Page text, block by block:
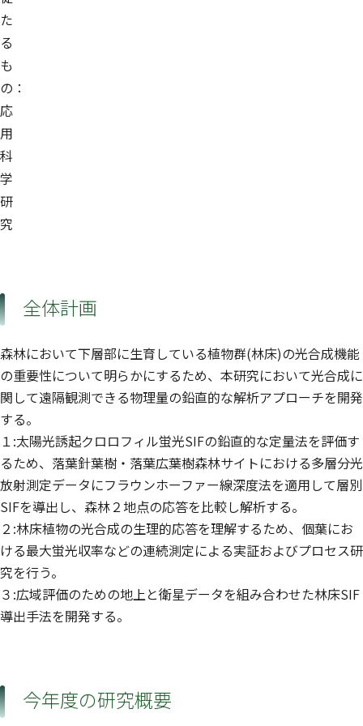
た
る
も
の：
応
用
科
学
研
究
全体計画
森林において下層部に生育している植物群(林床)の光合成機能
の重要性について明らかにするため、本研究において光合成に
関して遠隔観測できる物理量の鉛直的な解析アプローチを開発
する。
１:太陽光誘起クロロフィル蛍光SIFの鉛直的な定量法を評価す
るため、落葉針葉樹・落葉広葉樹森林サイトにおける多層分光
放射測定データにフラウンホーファー線深度法を適用して層別
SIFを導出し、森林２地点の応答を比較し解析する。
２:林床植物の光合成の生理的応答を理解するため、個葉にお
ける最大蛍光収率などの連続測定による実証およびプロセス研
究を行う。
３:広域評価のための地上と衛星データを組み合わせた林床SIF
導出手法を開発する。
今年度の研究概要